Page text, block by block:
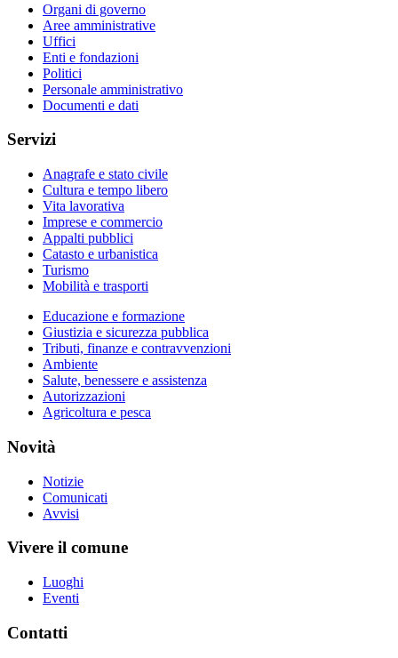
Organi di governo
Aree amministrative
Uffici
Enti e fondazioni
Politici
Personale amministrativo
Documenti e dati
Servizi
Anagrafe e stato civile
Cultura e tempo libero
Vita lavorativa
Imprese e commercio
Appalti pubblici
Catasto e urbanistica
Turismo
Mobilità e trasporti
Educazione e formazione
Giustizia e sicurezza pubblica
Tributi, finanze e contravvenzioni
Ambiente
Salute, benessere e assistenza
Autorizzazioni
Agricoltura e pesca
Novità
Notizie
Comunicati
Avvisi
Vivere il comune
Luoghi
Eventi
Contatti